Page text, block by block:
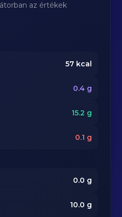
az értékek
57kcal
0.4g
15.2 g
0.1 g
0.0 g
10.0 g